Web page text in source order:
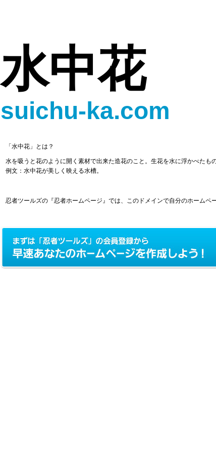
水中花
suichu-ka.com
「水中花」とは？
水を吸うと花のように開く素材で出来た造花のこと。生花を水に浮かべたもの
例文：水中花が美しく映える水槽。
忍者ツールズの『忍者ホームページ』では、このドメインで自分のホームペ